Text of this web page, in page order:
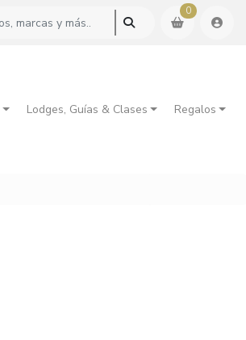
0
Lodges, Guías & Clases Regalos